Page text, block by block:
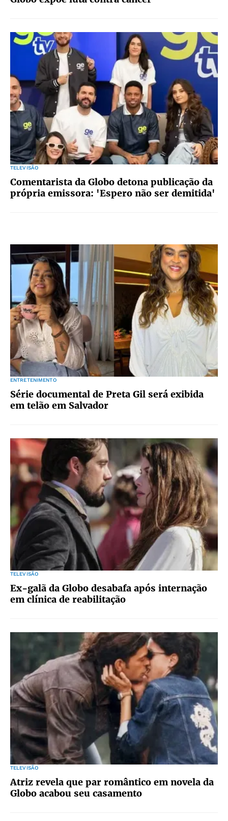
TELEVISÃO
Comentarista da Globo detona publicação da
própria emissora: 'Espero não ser demitida'
ENTRETENIMENTO
Série documental de Preta Gil será exibida
em telão em Salvador
TELEVISÃO
Ex-galã da Globo desabafa após internação
em clínica de reabilitação
TELEVISÃO
Atriz revela que par romântico em novela da
Globo acabou seu casamento